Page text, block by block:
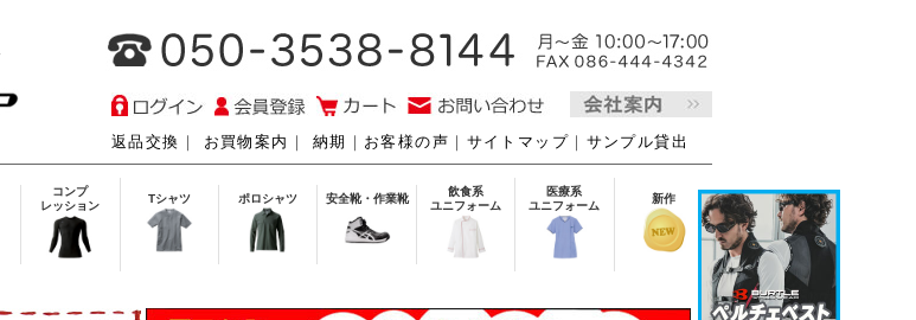
返品交換 ｜ お買物案内 ｜ 納期 ｜ お客様の声 ｜ サイトマップ ｜ サンプル貸出
コンプ
レッション
Tシャツ ポロシャツ 安全靴・作業靴
飲食系
ユニフォーム
医療系
ユニフォーム
新作